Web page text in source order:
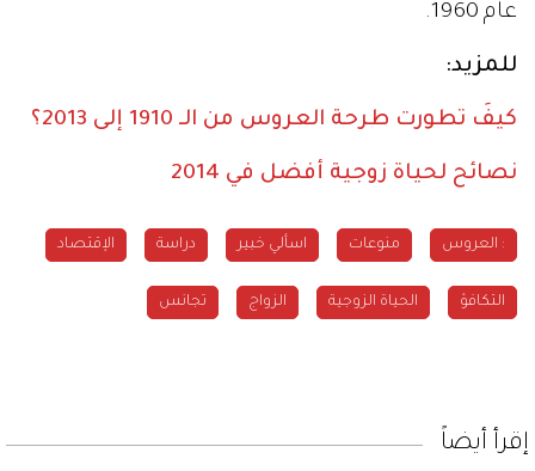
عام 1960.
للمزيد:
كيفَ تطورت طرحة العروس من الـ 1910 إلى 2013؟
نصائح لحياة زوجية أفضل في 2014
: العروس منوعات اسألي خبير دراسة الإقتصاد
التكافؤ الحياة الزوجية الزواج تجانس
إقرأ أيضاً